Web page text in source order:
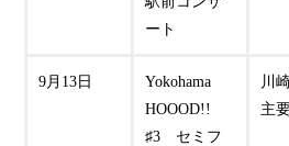
ート
9月13日
Yokohama
HOOOD!!
♯3 セミフ
川
主